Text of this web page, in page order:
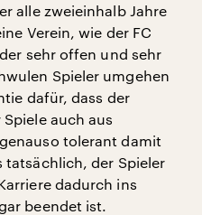
alle zweieinhalb Jahre
Verein, wie der FC
sehr offen und sehr
Spieler umgehen
dafür, dass der
auch aus
tolerant damit
tatsächlich, der Spieler
dadurch ins
beendet ist.